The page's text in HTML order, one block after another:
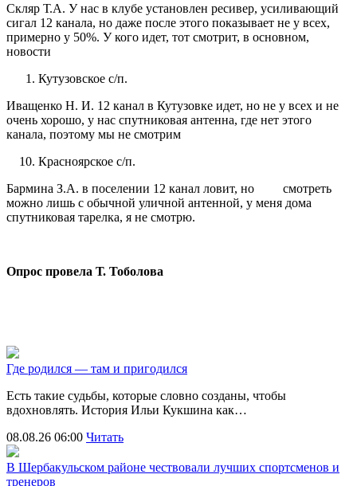
Скляр Т.А. У нас в клубе установлен ресивер, усиливающий
сигал 12 канала, но даже после этого показывает не у всех,
примерно у 50%. У кого идет, тот смотрит, в основном,
новости
Кутузовское с/п.
Иващенко Н. И. 12 канал в Кутузовке идет, но не у всех и не
очень хорошо, у нас спутниковая антенна, где нет этого
канала, поэтому мы не смотрим
Красноярское с/п.
Бармина З.А. в поселении 12 канал ловит, но смотреть
можно лишь с обычной уличной антенной, у меня дома
спутниковая тарелка, я не смотрю.
Опрос провела Т. Тоболова
Где родился — там и пригодился
Есть такие судьбы, которые словно созданы, чтобы
вдохновлять. История Ильи Кукшина как…
08.08.26 06:00 Читать
В Шербакульском районе чествовали лучших спортсменов и
тренеров